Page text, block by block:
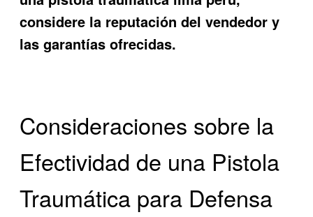
considere la reputación del vendedor y
las garantías ofrecidas.
Consideraciones sobre la
Efectividad de una Pistola
Traumática para Defensa